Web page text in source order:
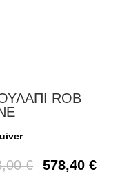
ROB
€ 578,40€